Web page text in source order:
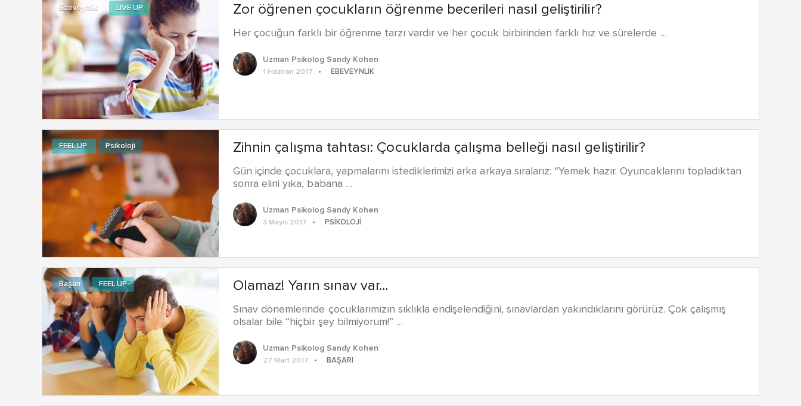
Zor öğrenen çocukların öğrenme becerileri nasıl geliştirilir?
Her çocuğun farklı bir öğrenme tarzı vardır ve her çocuk birbirinden farklı hız ve sürelerde …
Ebeveynlik LIVE UP
Uzman Psikolog Sandy Kohen
1 Haziran 2017 EBEVEYNLIK
Zihnin çalışma tahtası: Çocuklarda çalışma belleği nasıl geliştirilir?
Gün içinde çocuklara, yapmalarını istediklerimizi arka arkaya sıralarız: “Yemek hazır. Oyuncaklarını topladıktan
sonra elini yıka, babana …
FEEL UP Psikoloji
Uzman Psikolog Sandy Kohen
3 Mayıs 2017 PSIKOLOJI
Olamaz! Yarın sınav var…
Sınav dönemlerinde çocuklarımızın sıklıkla endişelendiğini, sınavlardan yakındıklarını görürüz. Çok çalışmış
olsalar bile “hiçbir şey bilmiyorum!” …
Başarı FEEL UP
Uzman Psikolog Sandy Kohen
27 Mart 2017 BAŞARI